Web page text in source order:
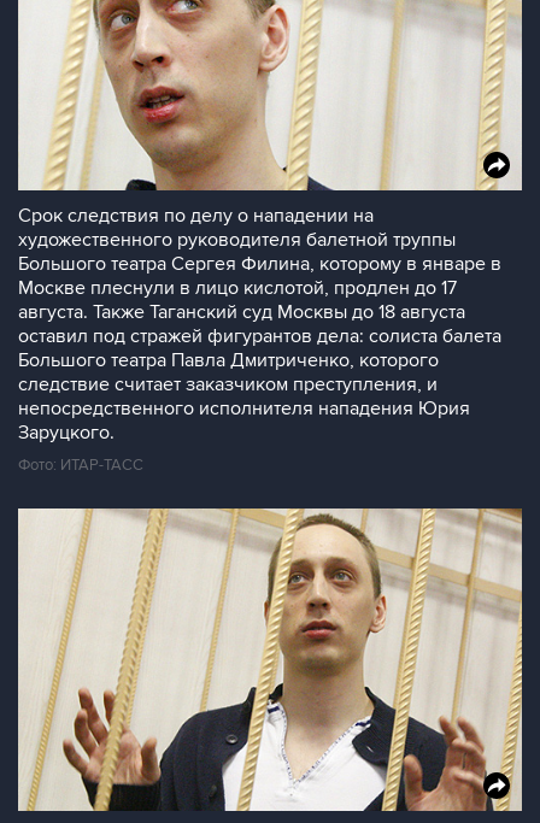
Срок следствия по делу о нападении на
художественного руководителя балетной труппы
Большого театра Сергея Филина, которому в январе в
Москве плеснули в лицо кислотой, продлен до 17
августа. Также Таганский суд Москвы до 18 августа
оставил под стражей фигурантов дела: солиста балета
Большого театра Павла Дмитриченко, которого
следствие считает заказчиком преступления, и
непосредственного исполнителя нападения Юрия
Заруцкого.
Фото: ИТАР-ТАСС